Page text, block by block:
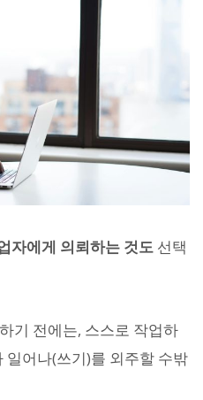
자에게 의뢰하는 것도 선택
기 전에는, 스스로 작업하
일어나(쓰기)를 외주할 수밖